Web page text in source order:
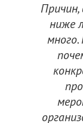
ниже